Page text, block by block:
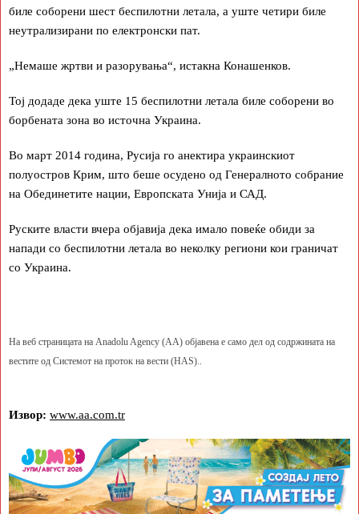
биле соборени шест беспилотни летала, а уште четири биле
неутрализирани по електронски пат.
„Немаше жртви и разорувања“, истакна Конашенков.
Тој додаде дека уште 15 беспилотни летала биле соборени во
борбената зона во источна Украина.
Во март 2014 година, Русија го анектира украинскиот
полуостров Крим, што беше осудено од Генералното собрание
на Обединетите нации, Европската Унија и САД.
Руските власти вчера објавија дека имало повеќе обиди за
напади со беспилотни летала во неколку региони кои граничат
со Украина.
На веб страницата на Anadolu Agency (AA) објавена е само дел од содржината на
вестите од Системот на проток на вести (HAS)..
Извор: www.aa.com.tr